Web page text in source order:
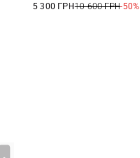
5 300 ГРН10 600 ГРН-50%